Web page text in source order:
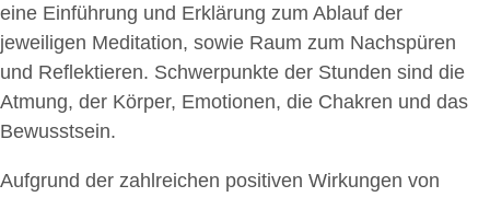
eine Einführung und Erklärung zum Ablauf der
jeweiligen Meditation, sowie Raum zum Nachspüren
und Reflektieren. Schwerpunkte der Stunden sind die
Atmung, der Körper, Emotionen, die Chakren und das
Bewusstsein.
Aufgrund der zahlreichen positiven Wirkungen von